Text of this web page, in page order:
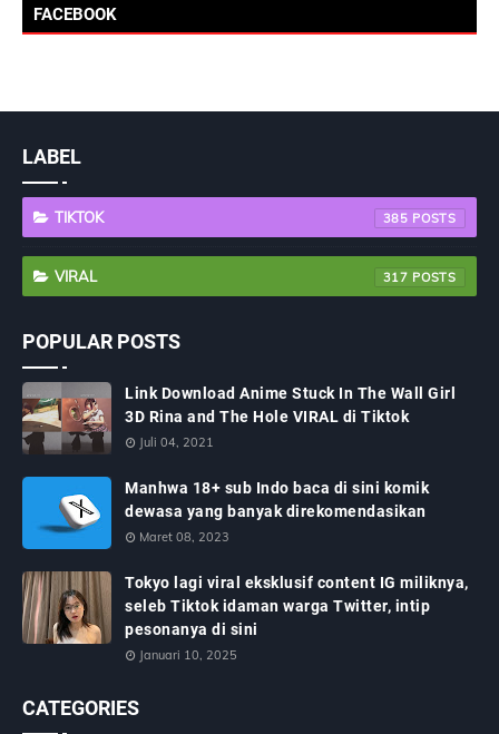
FACEBOOK
LABEL
TIKTOK 385
VIRAL 317
POPULAR POSTS
Link Download Anime Stuck In The Wall Girl
3D Rina and The Hole VIRAL di Tiktok
Juli 04, 2021
Manhwa 18+ sub Indo baca di sini komik
dewasa yang banyak direkomendasikan
Maret 08, 2023
Tokyo lagi viral eksklusif content IG miliknya,
seleb Tiktok idaman warga Twitter, intip
pesonanya di sini
Januari 10, 2025
CATEGORIES